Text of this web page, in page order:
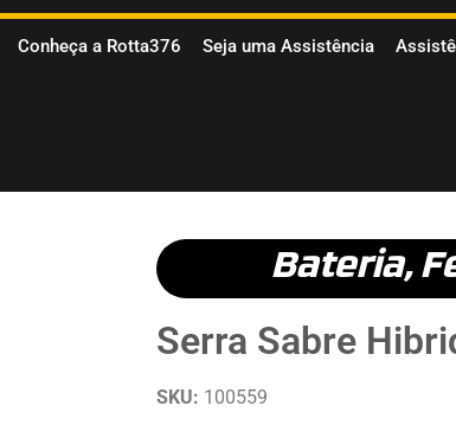
Conheça a Rotta376 Seja uma Assistência
Bateria,
Serra Sabre
SKU: 100559